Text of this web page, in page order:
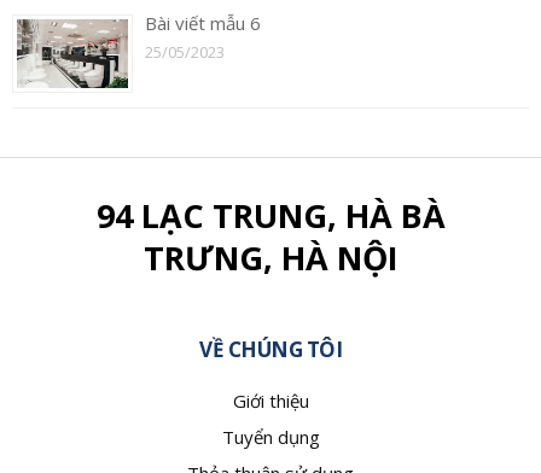
Bài viết mẫu 6
25/05/2023
94 LẠC TRUNG, HÀ BÀ
TRƯNG, HÀ NỘI
VỀ CHÚNG TÔI
Giới thiệu
Tuyển dụng